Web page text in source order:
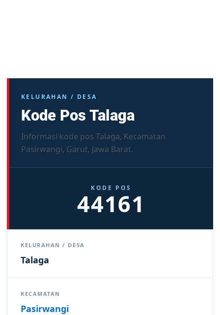
KELURAHAN / DESA
Kode Pos Talaga
Informasi kode pos Talaga, Kecamatan
Pasirwangi, Garut, Jawa Barat.
KODE POS
44161
KELURAHAN / DESA
Talaga
KECAMATAN
Pasirwangi